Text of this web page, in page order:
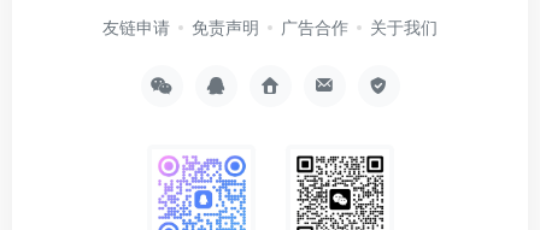
友链申请 免责声明 广告合作 关于我们